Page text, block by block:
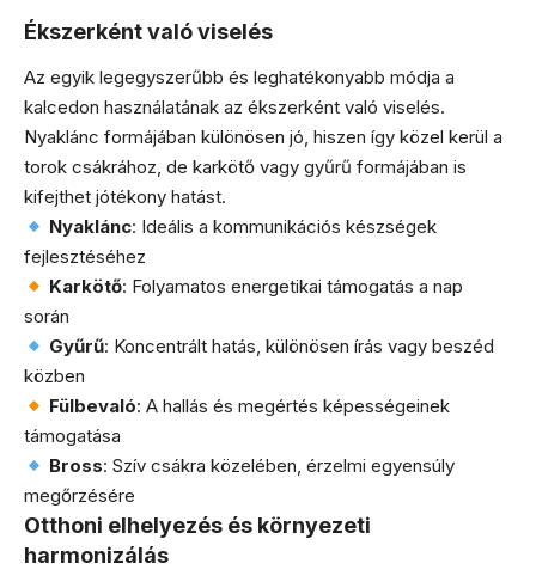
Ékszerként való viselés
Az egyik legegyszerűbb és leghatékonyabb módja a
kalcedon használatának az ékszerként való viselés.
Nyaklánc formájában különösen jó, hiszen így közel kerül a
torok csákrához, de karkötő vagy gyűrű formájában is
kifejthet jótékony hatást.
Nyaklánc: Ideális a kommunikációs készségek
fejlesztéséhez
Karkötő: Folyamatos energetikai támogatás a nap
során
Gyűrű: Koncentrált hatás, különösen írás vagy beszéd
közben
Fülbevaló: A hallás és megértés képességeinek
támogatása
Bross: Szív csákra közelében, érzelmi egyensúly
megőrzésére
Otthoni elhelyezés és környezeti
harmonizálás